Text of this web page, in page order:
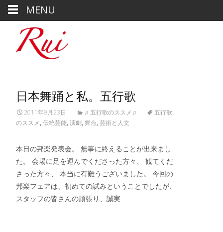
日本舞踊と私。五行歌
2011年9月23日 ♬五行歌のススメ♫
五行歌
のススメ, 伝統芸能, 演劇, 舞台, 芸術と人文
本日の邦楽発表会。 無事に終えることが出来まし
た。 会場に足を運んでくださった方々、 観てくだ
さった方々、 本当に有難うございました。 今回の
邦楽フェアは、初めての試みということでしたが、
スタッフの皆さんの頑張り、誠実
MENU